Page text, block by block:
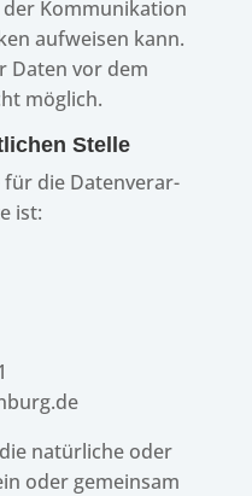
Kommu­ni­ka­tion
aufwei­sen kann.
Daten vor dem
möglich.
Stelle
für die Daten­ver­ar­
ist:
natür­li­che oder
oder gemein­sam